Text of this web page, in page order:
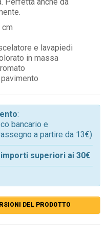
e lavapiedi
in massa
:
bancario e
a partire da 13€)
superiori ai 30€
DEL PRODOTTO